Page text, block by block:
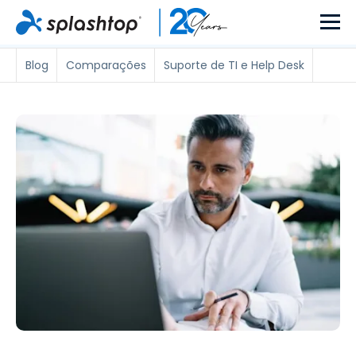
Blog Comparações Suporte de TI e Help Desk